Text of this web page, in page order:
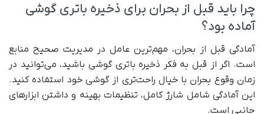
چرا باید قبل از بحران برای ذخیره باتری گوشی
آماده بود؟
آمادگی قبل از بحران، مهم‌ترین عامل در مدیریت صحیح منابع
است. اگر از قبل به فکر ذخیره باتری گوشی باشید، می‌توانید در
زمان وقوع بحران با خیال راحت‌تری از گوشی خود استفاده کنید.
این آمادگی شامل شارژ کامل، تنظیمات بهینه و داشتن ابزارهای
جانبی است.